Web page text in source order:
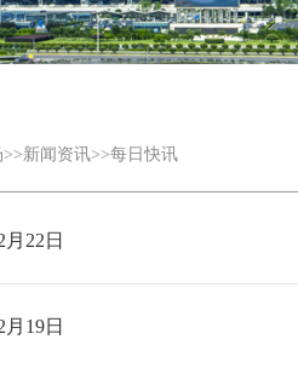
>>新闻资讯>>每日快讯
22日
19日